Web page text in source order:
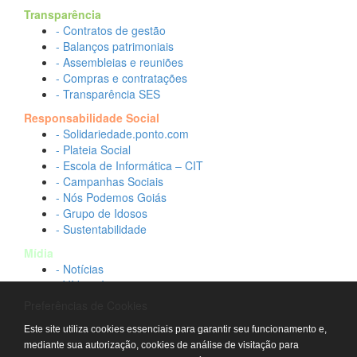
Transparência
- Contratos de gestão
- Balanços patrimoniais
- Assembleias e reuniões
- Compras e contratações
- Transparência SES
Responsabilidade Social
- Solidariedade.ponto.com
- Plateia Social
- Escola de Informática – CIT
- Campanhas Sociais
- Nós Podemos Goiás
- Grupo de Idosos
- Sustentabilidade
Mídia
- Notícias
- Vídeos Institucionais
Contato
- Fale conosco
Este site utiliza cookies essenciais para garantir seu funcionamento e,
mediante sua autorização, cookies de análise de visitação para